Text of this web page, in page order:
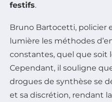
festifs.
Bruno Bartocetti, policier
lumière les méthodes
constantes, quel que soit
Cependant, il souligne
drogues de synthèse se
et sa discrétion, rendant